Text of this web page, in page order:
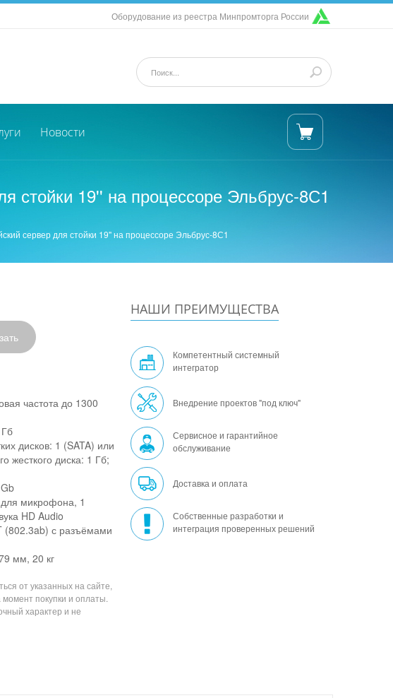
Оборудование из реестра Минпромторга России
Новости
19'' на процессоре Эльбрус-8С1
сервер для стойки 19'' на процессоре Эльбрус-8С1
частота до 1300
дисков: 1 (SATA) или
жесткого диска: 1 Гб;
микрофона, 1
HD Audio
(802.3ab) с разъёмами
мм, 20 кг
от указанных на сайте,
момент покупки и оплаты.
характер и не
НАШИ ПРЕИМУЩЕСТВА
Компетентный системный
интегратор
Внедрение проектов "под ключ"
Сервисное и гарантийное
обслуживание
Доставка и оплата
Собственные разработки и
интеграция проверенных решений